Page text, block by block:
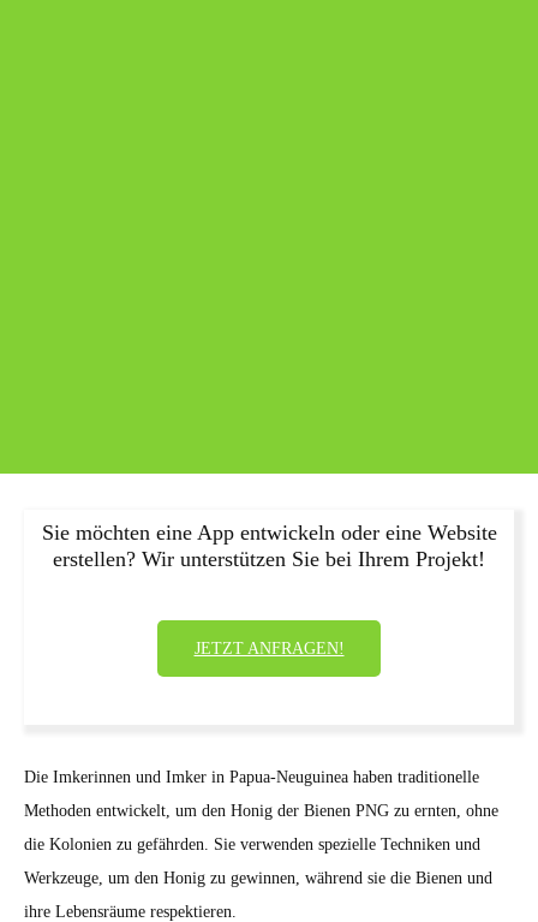
Sie möchten eine App entwickeln oder eine Website
erstellen? Wir unterstützen Sie bei Ihrem Projekt!
JETZT ANFRAGEN!
Die Imkerinnen und Imker in Papua-Neuguinea haben traditionelle
Methoden entwickelt, um den Honig der Bienen PNG zu ernten, ohne
die Kolonien zu gefährden. Sie verwenden spezielle Techniken und
Werkzeuge, um den Honig zu gewinnen, während sie die Bienen und
ihre Lebensräume respektieren.